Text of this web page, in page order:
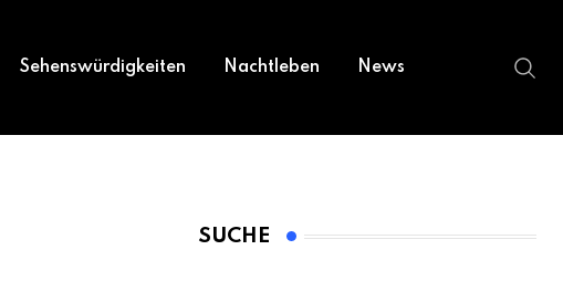
Sehenswürdigkeiten Nachtleben News
SUCHE